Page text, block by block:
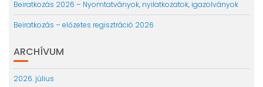
Beiratkozás 2026 – Nyomtatványok, nyilatkozatok, igazolványok
Beiratkozás – előzetes regisztráció 2026
ARCHÍVUM
2026. július